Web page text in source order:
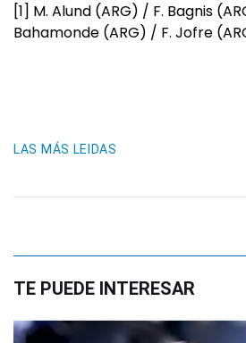
[1] M. Alund (ARG) / F. Bagnis
Bahamonde (ARG) / F. Jofre
LAS MÁS LEIDAS
TE PUEDE INTERESAR